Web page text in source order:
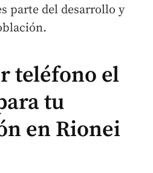
parte del desarrollo y
teléfono el
tu
en Rionei